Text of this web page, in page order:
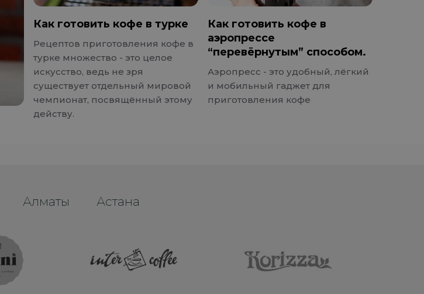
Как готовить кофе в турке
Рецептов приготовления кофе в
турке множество - это целое
искусство, ведь не зря
существует отдельный мировой
чемпионат, посвящённый этому
действу.
Как готовить кофе в
аэропрессе
“перевёрнутым” способом.
Аэропресс - это удобный, лёгкий
и мобильный гаджет для
приготовления кофе
Алматы Астана